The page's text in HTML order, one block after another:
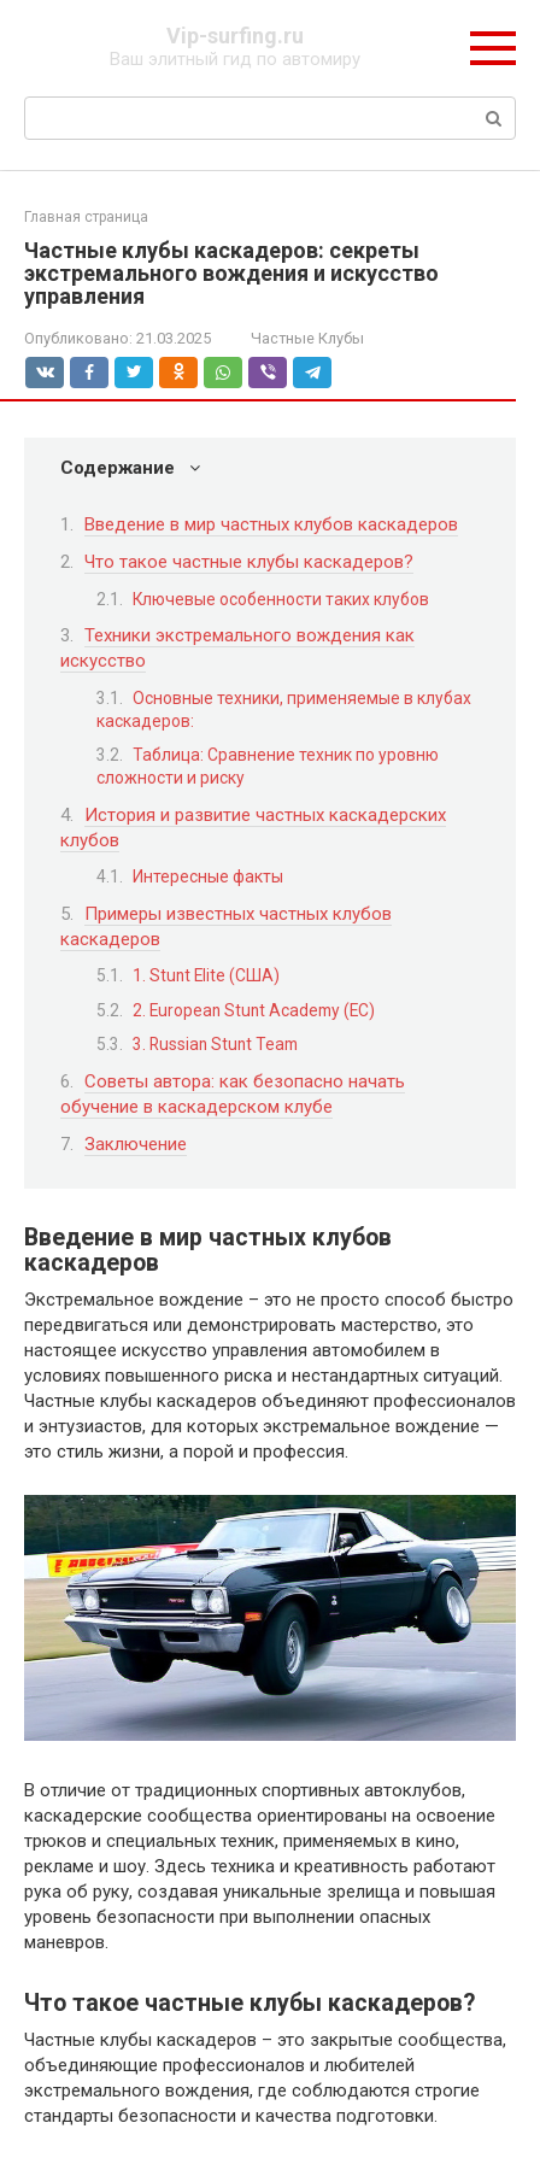
Vip-surfing.ru
Ваш элитный гид по автомиру
Поиск:
Главная страница
Частные клубы каскадеров: секреты
экстремального вождения и искусство
управления
Опубликовано: 21.03.2025 Частные Клубы
Содержание
Введение в мир частных клубов каскадеров
Что такое частные клубы каскадеров?
Ключевые особенности таких клубов
Техники экстремального вождения как
искусство
Основные техники, применяемые в клубах
каскадеров:
Таблица: Сравнение техник по уровню
сложности и риску
История и развитие частных каскадерских
клубов
Интересные факты
Примеры известных частных клубов
каскадеров
1. Stunt Elite (США)
2. European Stunt Academy (ЕС)
3. Russian Stunt Team
Советы автора: как безопасно начать
обучение в каскадерском клубе
Заключение
Введение в мир частных клубов
каскадеров
Экстремальное вождение – это не просто способ быстро
передвигаться или демонстрировать мастерство, это
настоящее искусство управления автомобилем в
условиях повышенного риска и нестандартных ситуаций.
Частные клубы каскадеров объединяют профессионалов
и энтузиастов, для которых экстремальное вождение —
это стиль жизни, а порой и профессия.
В отличие от традиционных спортивных автоклубов,
каскадерские сообщества ориентированы на освоение
трюков и специальных техник, применяемых в кино,
рекламе и шоу. Здесь техника и креативность работают
рука об руку, создавая уникальные зрелища и повышая
уровень безопасности при выполнении опасных
маневров.
Что такое частные клубы каскадеров?
Частные клубы каскадеров – это закрытые сообщества,
объединяющие профессионалов и любителей
экстремального вождения, где соблюдаются строгие
стандарты безопасности и качества подготовки.